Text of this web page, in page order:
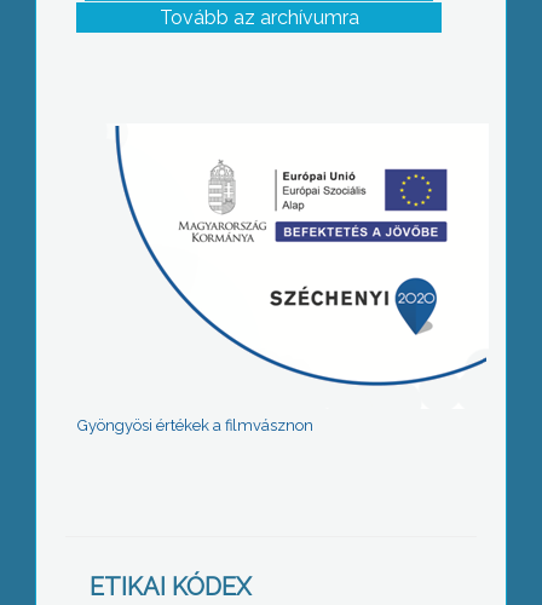
Tovább az archívumra
Gyöngyösi értékek a filmvásznon
ETIKAI KÓDEX